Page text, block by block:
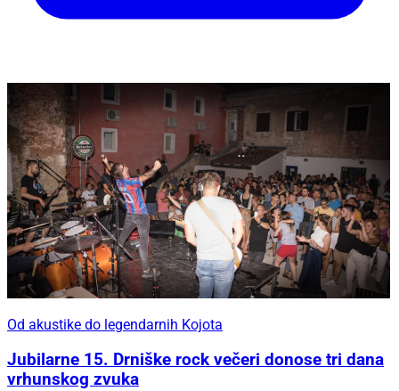
Od akustike do legendarnih Kojota
Jubilarne 15. Drniške rock večeri donose tri dana
vrhunskog zvuka